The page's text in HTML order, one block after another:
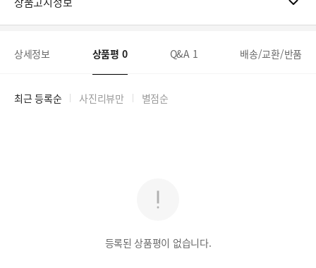
상세정보 상품평 0 Q&A 1 배송/교환/반품
최근 등록순 사진리뷰만 별점순
등록된 상품평이 없습니다.